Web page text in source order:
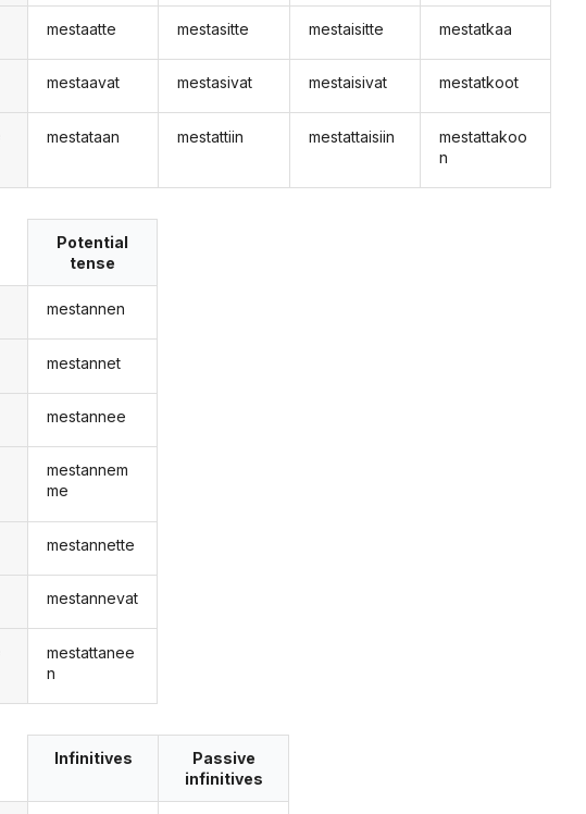
mestaatte
mestaavat
mestataan
mestasitte
mestasivat
mestattiin
mestaisitte
mestaisivat
mestattaisiin
mestatkaa
mestatkoot
mestattakoo
n
Potential
tense
mestannen
mestannet
mestannee
mestannem
me
mestannette
mestannevat
mestattanee
n
Infinitives
Passive
infinitives